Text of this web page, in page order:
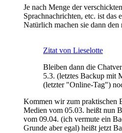
Je nach Menge der
Sprachnachrichten, etc. ist das
Natürlich machen sie dann den
Zitat von Lieselotte
Bleiben dann die
5.3. (letztes Backup mit
(letzter "Online-Tag")
Kommen wir zum praktischen
Medien vom 05.03. heißt nun
vom 09.04. (ich vermute ein
Grunde aber egal) heißt jetzt